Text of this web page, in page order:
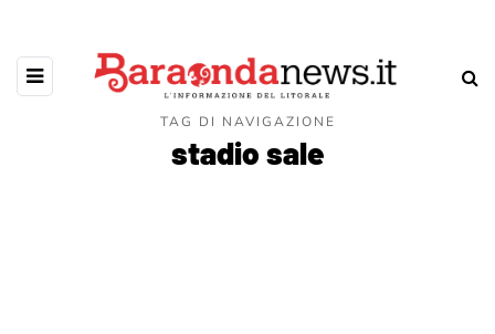
TAG DI NAVIGAZIONE
stadio sale